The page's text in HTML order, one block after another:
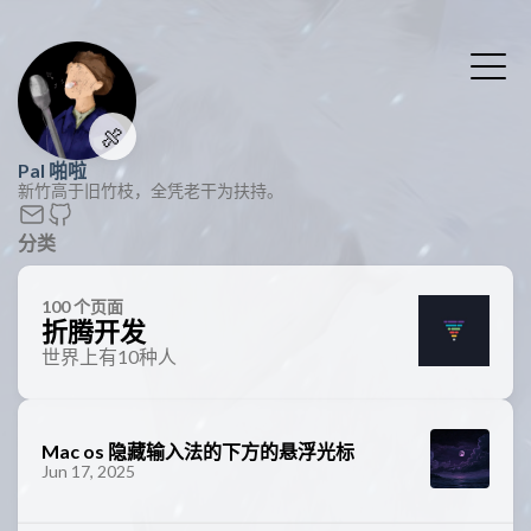
🍖
Pal 啪啦
新竹高于旧竹枝，全凭老干为扶持。
分类
100 个页面
折腾开发
世界上有10种人
Mac os 隐藏输入法的下方的悬浮光标
Jun 17, 2025